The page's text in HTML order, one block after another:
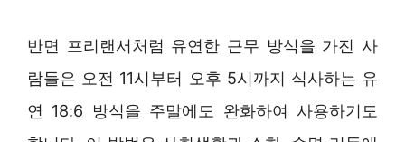
반면 프리랜서처럼 유연한 근무 방식을 가진 사
람들은 오전 11시부터 오후 5시까지 식사하는 유
연 18:6 방식을 주말에도 완화하여 사용하기도